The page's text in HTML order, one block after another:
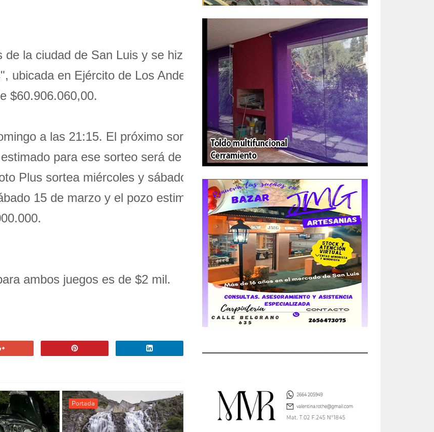
la ciudad de San Luis y se hizo en la
ubicada en Ejército de Los Andes 1202.
$60.906.060,00.
a las 21:15. El próximo sorteo, será
para ese sorteo será de
Plus sortea miércoles y sábados, a las
15 de marzo y el pozo estimado
ambos juegos es de $2 mil.
Portada